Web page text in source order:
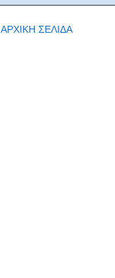
ΑΡΧΙΚΗ ΣΕΛΙΔΑ